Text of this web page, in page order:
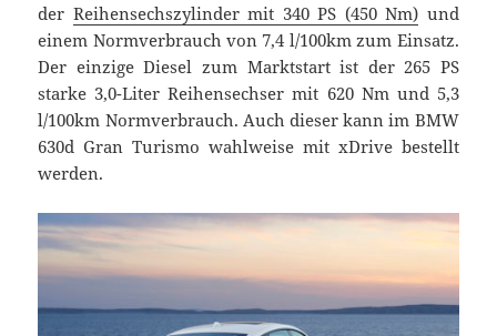
der Reihensechszylinder mit 340 PS (450 Nm) und
einem Normverbrauch von 7,4 l/100km zum Einsatz.
Der einzige Diesel zum Marktstart ist der 265 PS
starke 3,0-Liter Reihensechser mit 620 Nm und 5,3
l/100km Normverbrauch. Auch dieser kann im BMW
630d Gran Turismo wahlweise mit xDrive bestellt
werden.